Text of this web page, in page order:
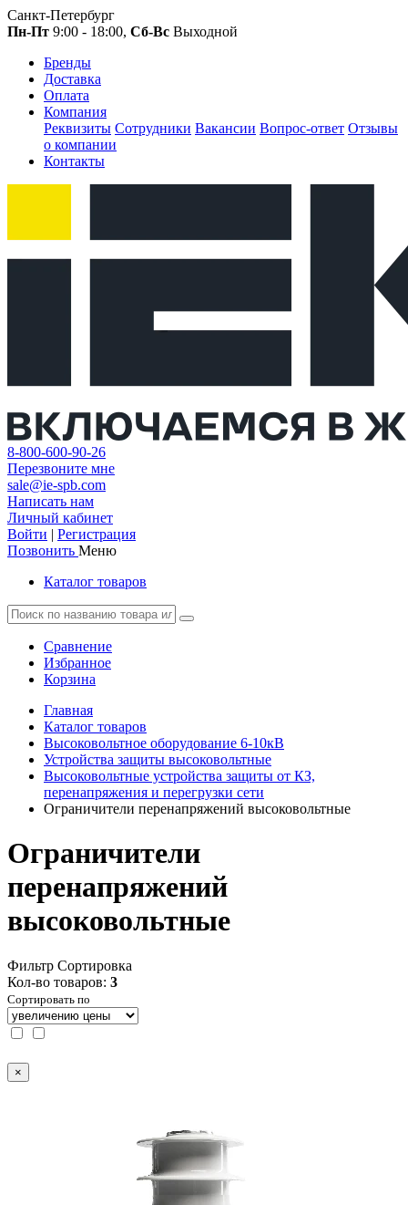
Санкт-Петербург
Пн-Пт 9:00 - 18:00, Сб-Вс Выходной
Бренды
Доставка
Оплата
Компания
Реквизиты Сотрудники Вакансии Вопрос-ответ Отзывы
о компании
Контакты
8-800-600-90-26
Перезвоните мне
sale@ie-spb.com
Написать нам
Личный кабинет
Войти | Регистрация
Позвонить Меню
Каталог товаров
Сравнение
Избранное
Корзина
Главная
Каталог товаров
Высоковольтное оборудование 6-10кВ
Устройства защиты высоковольтные
Высоковольтные устройства защиты от КЗ,
перенапряжения и перегрузки сети
Ограничители перенапряжений высоковольтные
Ограничители
перенапряжений
высоковольтные
Фильтр Сортировка
Кол-во товаров: 3
Сортировать по
×